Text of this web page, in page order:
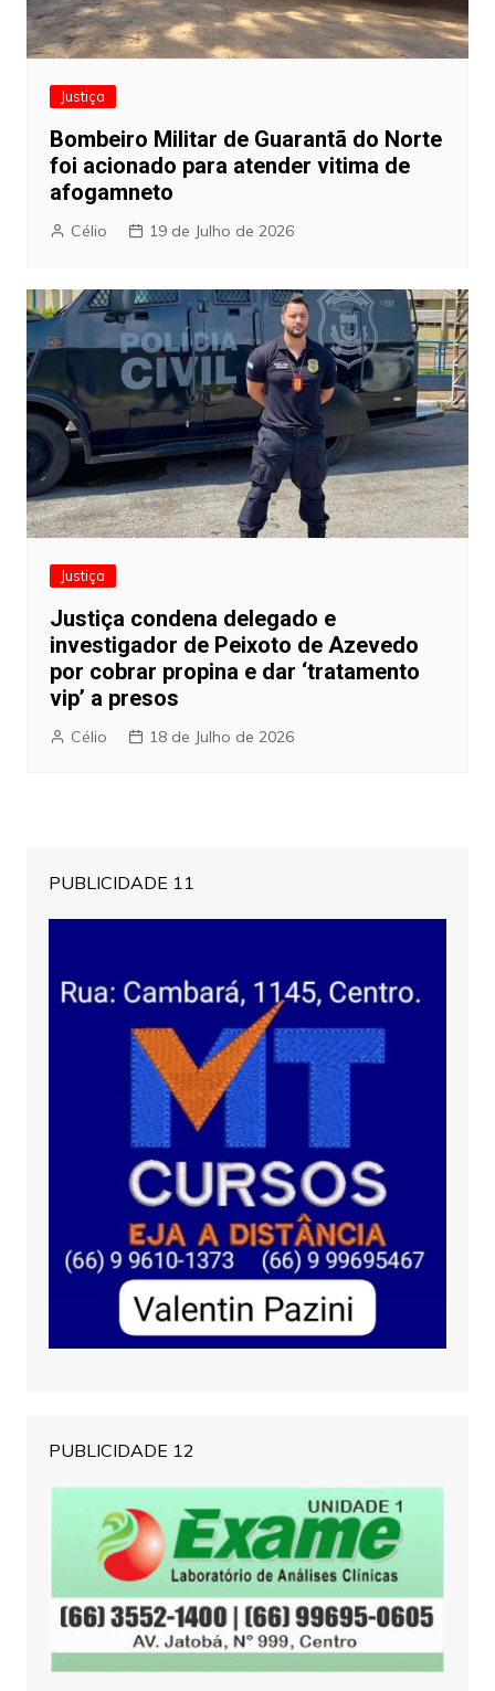
Justiça
Bombeiro Militar de Guarantã do Norte
foi acionado para atender vitima de
afogamneto
Célio 19 de Julho de 2026
Justiça
Justiça condena delegado e
investigador de Peixoto de Azevedo
por cobrar propina e dar ‘tratamento
vip’ a presos
Célio 18 de Julho de 2026
PUBLICIDADE 11
PUBLICIDADE 12